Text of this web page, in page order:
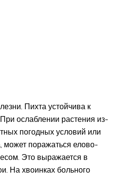
Пихта устойчива к
ослаблении растения из-
погодных условий или
может поражаться елово-
Это выражается в
На хвоинках больного